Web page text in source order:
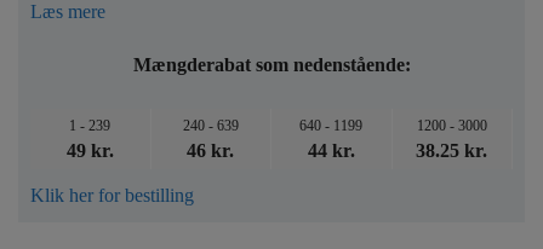
Læs mere
Mængderabat som nedenstående:
1 - 239
49 kr.
240 - 639
46 kr.
640 - 1199
44 kr.
1200 - 3000
38.25 kr.
Klik her for bestilling